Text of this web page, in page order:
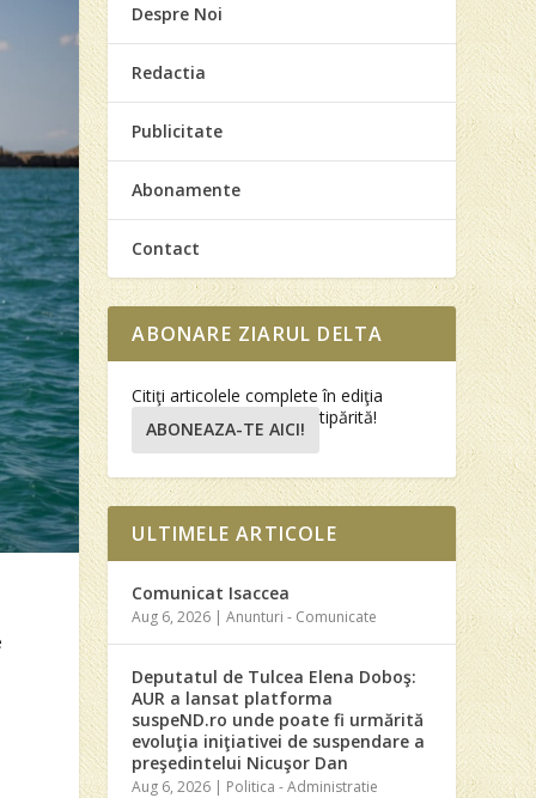
Despre Noi
Redactia
Publicitate
Abonamente
Contact
ABONARE ZIARUL DELTA
Citiţi articolele complete în ediţia
tipărită!
ABONEAZA-TE AICI!
ULTIMELE ARTICOLE
Comunicat Isaccea
Aug 6, 2026 |Anunturi - Comunicate
Deputatul de Tulcea Elena Doboş:
AUR a lansat platforma
suspeND.ro unde poate fi urmărită
evoluţia iniţiativei de suspendare a
preşedintelui Nicuşor Dan
Aug 6, 2026 | Politica - Administratie